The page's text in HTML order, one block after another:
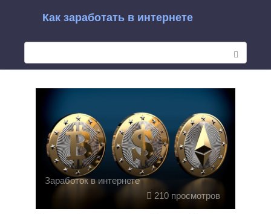
Как заработать в интернете
о
с
к
:
Заработок в интернете
210 просмотров